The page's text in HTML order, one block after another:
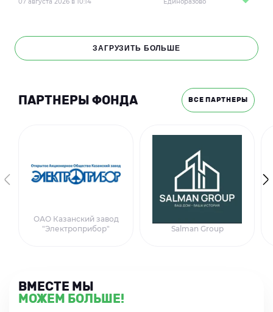
ЗАГРУЗИТЬ БОЛЬШЕ
ПАРТНЕРЫ ФОНДА ВСЕ ПАРТНЕРЫ
ОАО Казанский завод
"Электроприбор"
Salman Group
ВМЕСТЕ МЫ
МОЖЕМ БОЛЬШЕ!